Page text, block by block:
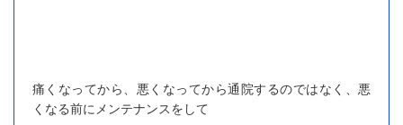
痛くなってから、悪くなってから通院するのではなく、悪
くなる前にメンテナンスをして